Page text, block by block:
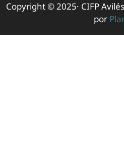
Copyright © 2025· CIFP
por